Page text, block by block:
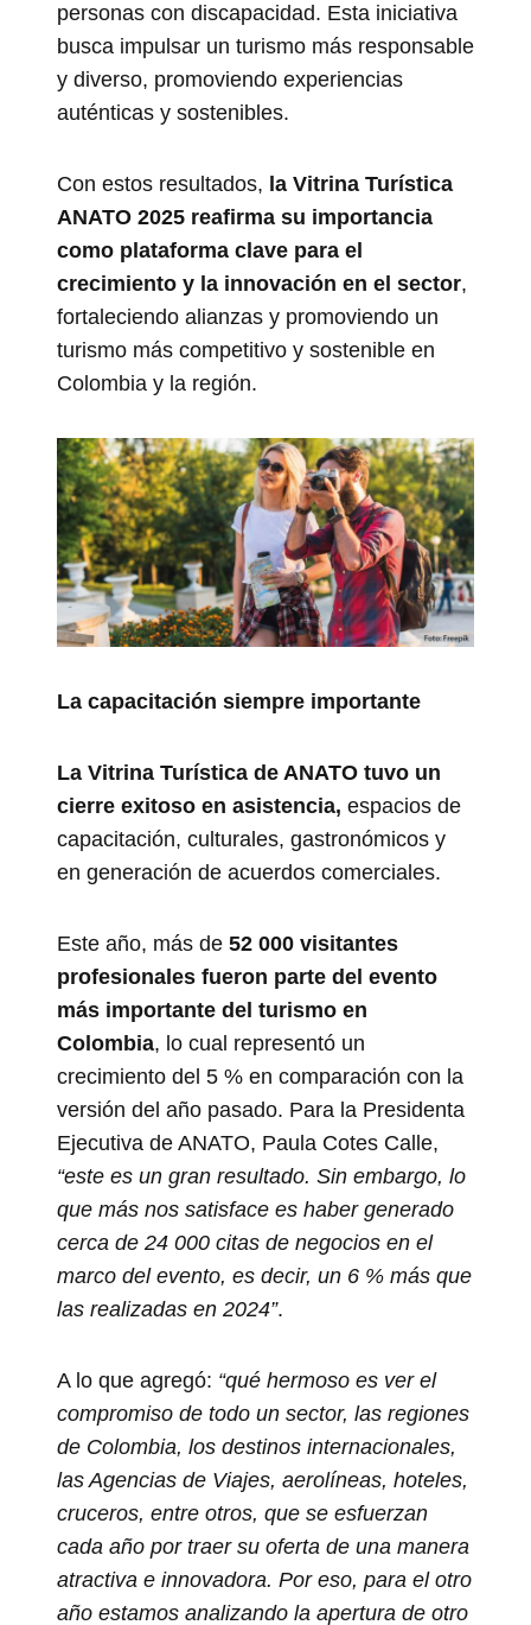
personas con discapacidad. Esta iniciativa
busca impulsar un turismo más responsable
y diverso, promoviendo experiencias
auténticas y sostenibles.
Con estos resultados, la Vitrina Turística
ANATO 2025 reafirma su importancia
como plataforma clave para el
crecimiento y la innovación en el sector,
fortaleciendo alianzas y promoviendo un
turismo más competitivo y sostenible en
Colombia y la región.
La capacitación siempre importante
La Vitrina Turística de ANATO tuvo un
cierre exitoso en asistencia, espacios de
capacitación, culturales, gastronómicos y
en generación de acuerdos comerciales.
Este año, más de 52 000 visitantes
profesionales fueron parte del evento
más importante del turismo en
Colombia, lo cual representó un
crecimiento del 5 % en comparación con la
versión del año pasado. Para la Presidenta
Ejecutiva de ANATO, Paula Cotes Calle,
“este es un gran resultado. Sin embargo, lo
que más nos satisface es haber generado
cerca de 24 000 citas de negocios en el
marco del evento, es decir, un 6 % más que
las realizadas en 2024”.
A lo que agregó: “qué hermoso es ver el
compromiso de todo un sector, las regiones
de Colombia, los destinos internacionales,
las Agencias de Viajes, aerolíneas, hoteles,
cruceros, entre otros, que se esfuerzan
cada año por traer su oferta de una manera
atractiva e innovadora. Por eso, para el otro
año estamos analizando la apertura de otro